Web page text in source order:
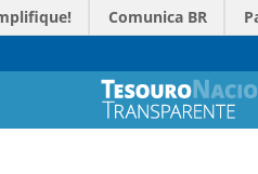
Comunica BR